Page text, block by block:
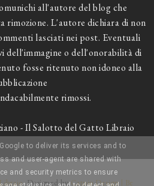
all'autore del blog che
rimozione. L'autore dichiara di non
lasciati nei post. Eventuali
dell'immagine o dell'onorabilità di
fosse ritenuto non idoneo alla
rimossi.
- Il Salotto del Gatto Libraio
. Designed byCatnip Design | Be
to deliver its services and to
and user-agent are shared with
and security metrics to ensure